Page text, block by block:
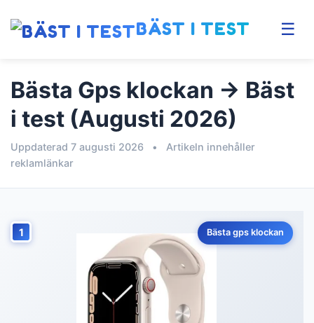
BÄST I TEST ☰
Bästa Gps klockan → Bäst
i test (Augusti 2026)
Uppdaterad 7 augusti 2026 •
Artikeln innehåller
reklamlänkar
1 Bästa gps klockan